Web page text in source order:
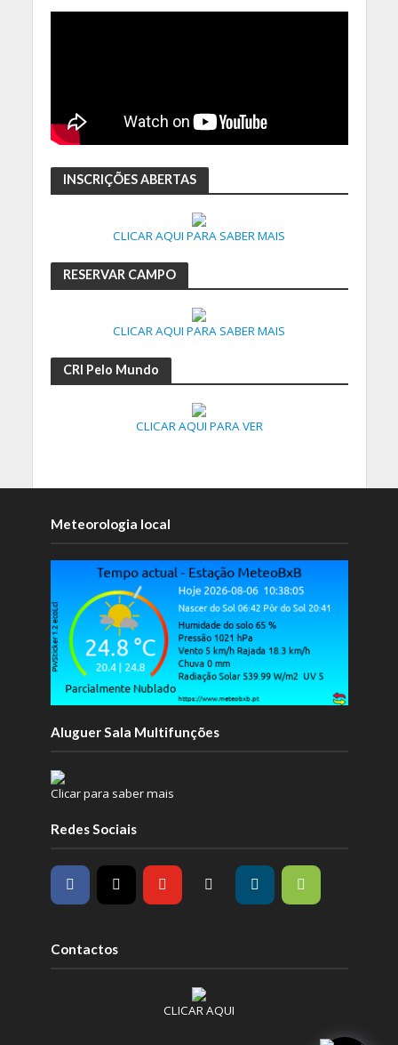
INSCRIÇÕES ABERTAS
CLICAR AQUI PARA SABER MAIS
RESERVAR CAMPO
CLICAR AQUI PARA SABER MAIS
CRI Pelo Mundo
CLICAR AQUI PARA VER
Meteorologia local
Aluguer Sala Multifunções
Clicar para saber mais
Redes Sociais
Contactos
CLICAR AQUI